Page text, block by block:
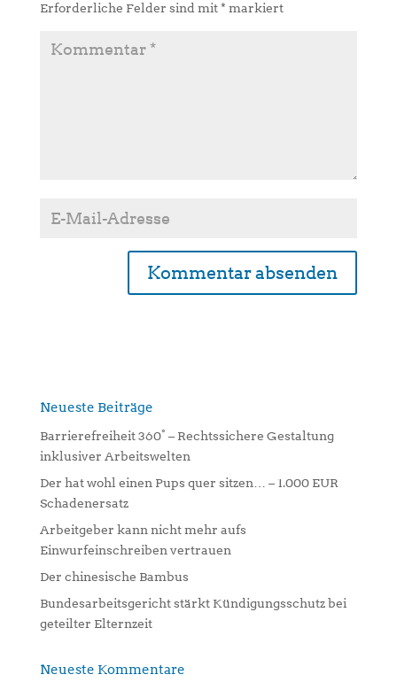
Erforderliche Felder sind mit* markiert
n
t
v
e
:
Neueste Beiträge
Barrierefreiheit 360° – Rechtssichere Gestaltung
inklusiver Arbeitswelten
Der hat wohl einen Pups quer sitzen… – 1.000 EUR
Schadenersatz
Arbeitgeber kann nicht mehr aufs
Einwurfeinschreiben vertrauen
Der chinesische Bambus
Bundesarbeitsgericht stärkt Kündigungsschutz bei
geteilter Elternzeit
Neueste Kommentare